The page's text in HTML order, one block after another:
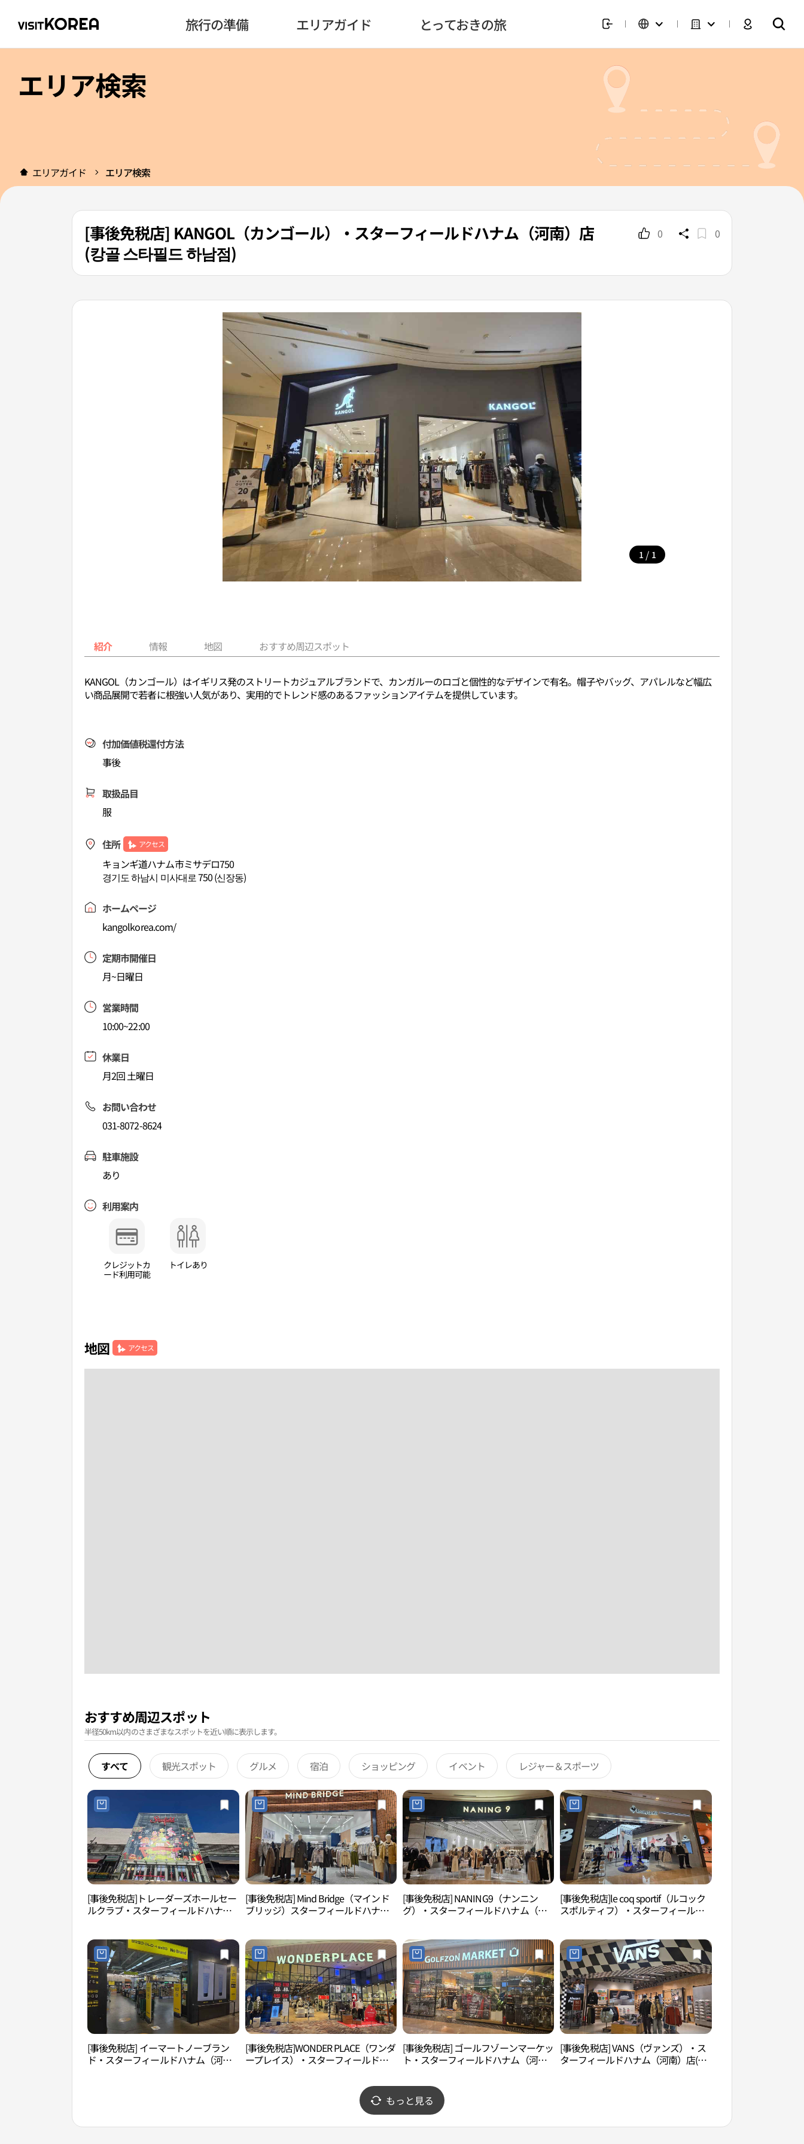
旅行の準備 エリアガイド とっておきの旅
エリア検索
エリアガイド エリア検索
[事後免税店] KANGOL（カンゴール）・スターフィールドハナム（河南）店
(캉골 스타필드 하남점)
0 0
1 / 1
紹介 情報 地図 おすすめ周辺スポット
KANGOL（カンゴール）はイギリス発のストリートカジュアルブランドで、カンガルーのロゴと個性的なデザインで有名。帽子やバッグ、アパレルなど幅広
い商品展開で若者に根強い人気があり、実用的でトレンド感のあるファッションアイテムを提供しています。
付加価値税還付方法
事後
取扱品目
服
住所 アクセス
キョンギ道ハナム市ミサデロ750
경기도 하남시 미사대로 750 (신장동)
ホームページ
kangolkorea.com/
定期市開催日
月~日曜日
営業時間
10:00~22:00
休業日
月2回 土曜日
お問い合わせ
031-8072-8624
駐車施設
あり
利用案内
クレジットカ
ード利用可能
トイレあり
地図 アクセス
おすすめ周辺スポット
半径50km以内のさまざまなスポットを近い順に表示します。
すべて 観光スポット グルメ 宿泊 ショッピング イベント レジャー＆スポーツ
[事後免税店]トレーダーズホールセー
ルクラブ・スターフィールドハナム
[事後免税店] Mind Bridge（マインド
ブリッジ）スターフィールドハナム
[事後免税店] NANING9（ナンニン
グ）・スターフィールドハナム（河
[事後免税店]le coq sportif（ルコック
スポルティフ）・スターフィールド
[事後免税店] イーマートノーブラン
ド・スターフィールドハナム（河
[事後免税店]WONDER PLACE（ワンダ
ープレイス）・スターフィールドハ
[事後免税店] ゴールフゾーンマーケッ
ト・スターフィールドハナム（河
[事後免税店] VANS（ヴァンズ）・ス
ターフィールドハナム（河南）店(반
もっと見る